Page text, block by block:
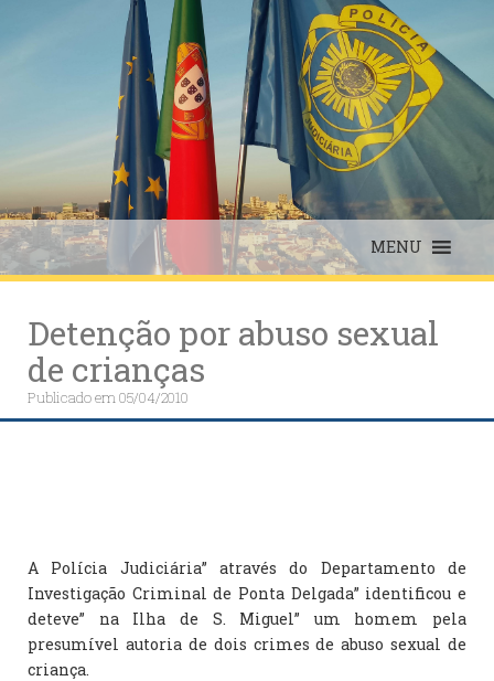
MENU
Detenção por abuso sexual
de crianças
Publicado em05/04/2010
A Polícia Judiciária” através do Departamento de
Investigação Criminal de Ponta Delgada” identificou e
deteve” na Ilha de S. Miguel” um homem pela
presumível autoria de dois crimes de abuso sexual de
criança.